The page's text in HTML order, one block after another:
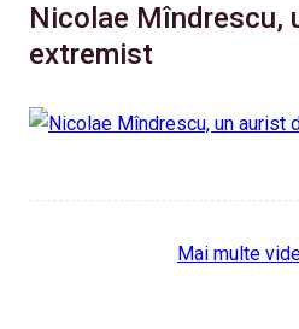
Nicolae Mîndrescu,
extremist
Mai multe